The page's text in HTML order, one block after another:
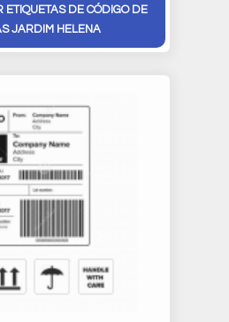
ETIQUETAS DE CÓDIGO DE
JARDIM HELENA